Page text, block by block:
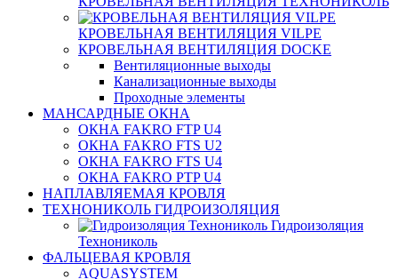
КРОВЕЛЬНАЯ ВЕНТИЛЯЦИЯ VILPE
КРОВЕЛЬНАЯ ВЕНТИЛЯЦИЯ DOCKE
Вентиляционные выходы
Канализационные выходы
Проходные элементы
МАНСАРДНЫЕ ОКНА
ОКНА FAKRO FTP U4
ОКНА FAKRO FTS U2
ОКНА FAKRO FTS U4
ОКНА FAKRO PTP U4
НАПЛАВЛЯЕМАЯ КРОВЛЯ
ТЕХНОНИКОЛЬ ГИДРОИЗОЛЯЦИЯ
Гидроизоляция
Технониколь
ФАЛЬЦЕВАЯ КРОВЛЯ
AQUASYSTEM